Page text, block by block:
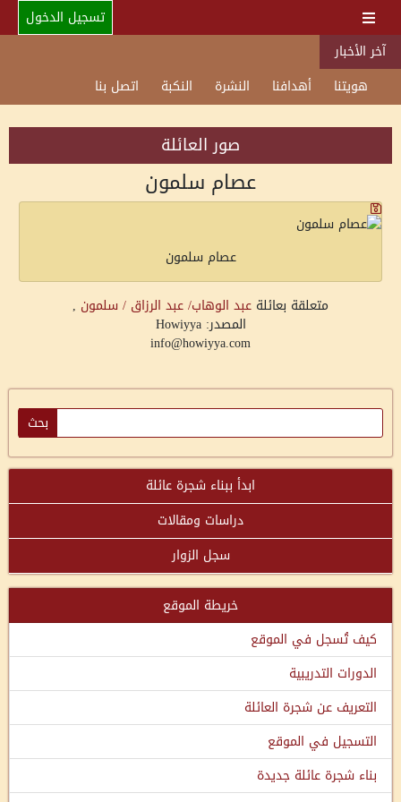
تسجيل الدخول
آخر الأخبار
هويتنا
أهدافنا النشرة النكبة اتصل بنا
صور العائلة
عصام سلمون
عصام سلمون
متعلقة بعائلة عبد الوهاب/ عبد الرزاق / سلمون ,
المصدر: Howiyya
info@howiyya.com
ابدأ ببناء شجرة عائلة
دراسات ومقالات
سجل الزوار
خريطة الموقع
كيف تُسجل في الموقع
الدورات التدريبية
التعريف عن شجرة العائلة
التسجيل في الموقع
بناء شجرة عائلة جديدة